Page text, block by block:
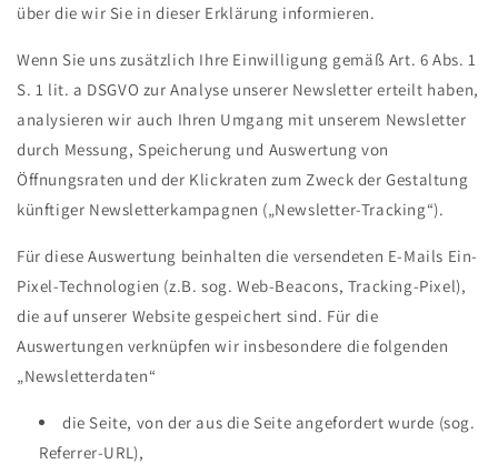
über die wir Sie in dieser Erklärung informieren.
Wenn Sie uns zusätzlich Ihre Einwilligung gemäß Art. 6 Abs. 1
S. 1 lit. a DSGVO zur Analyse unserer Newsletter erteilt haben,
analysieren wir auch Ihren Umgang mit unserem Newsletter
durch Messung, Speicherung und Auswertung von
Öffnungsraten und der Klickraten zum Zweck der Gestaltung
künftiger Newsletterkampagnen („Newsletter-Tracking“).
Für diese Auswertung beinhalten die versendeten E-Mails Ein-
Pixel-Technologien (z.B. sog. Web-Beacons, Tracking-Pixel),
die auf unserer Website gespeichert sind. Für die
Auswertungen verknüpfen wir insbesondere die folgenden
„Newsletterdaten“
die Seite, von der aus die Seite angefordert wurde (sog.
Referrer-URL),